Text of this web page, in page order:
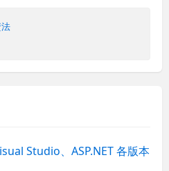
Studio、ASP.NET 各版本